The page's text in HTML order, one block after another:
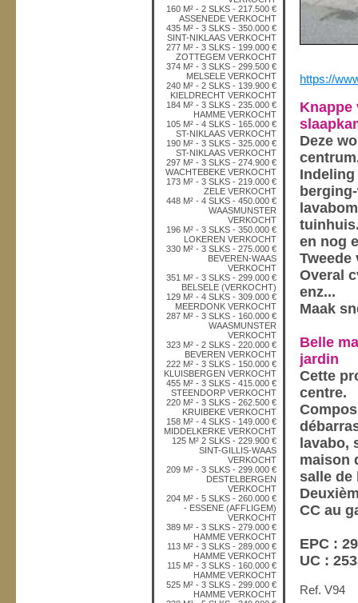
160 M² - 2 SLKS - 217.500 €
ASSENEDE VERKOCHT
435 M² - 3 SLKS - 350.000 €
SINT-NIKLAAS VERKOCHT
277 M² - 3 SLKS - 199.000 €
ZOTTEGEM VERKOCHT
374 M² - 3 SLKS - 299.500 €
MELSELE VERKOCHT
240 M² - 2 SLKS - 139.900 €
KIELDRECHT VERKOCHT
184 M² - 3 SLKS - 235.000 €
HAMME VERKOCHT
105 M² - 4 SLKS - 165.000 €
ST-NIKLAAS VERKOCHT
190 M² - 3 SLKS - 325.000 €
ST-NIKLAAS VERKOCHT
297 M² - 3 SLKS - 274.900 €
WACHTEBEKE VERKOCHT
173 M² - 3 SLKS - 219.000 €
ZELE VERKOCHT
448 M² - 4 SLKS - 450.000 €
WAASMUNSTER
VERKOCHT
196 M² - 3 SLKS - 350.000 €
LOKEREN VERKOCHT
330 M² - 3 SLKS - 275.000 €
BEVEREN-WAAS
VERKOCHT
351 M² - 3 SLKS - 299.000 €
BELSELE (VERKOCHT)
129 M² - 4 SLKS - 309.000 €
MEERDONK VERKOCHT
287 M² - 3 SLKS - 160.000 €
WAASMUNSTER
VERKOCHT
323 M² - 2 SLKS - 220.000 €
BEVEREN VERKOCHT
222 M² - 3 SLKS - 150.000 €
KLUISBERGEN VERKOCHT
455 M² - 3 SLKS - 415.000 €
STEENDORP VERKOCHT
220 M² - 3 SLKS - 262.500 €
KRUIBEKE VERKOCHT
158 M² - 4 SLKS - 149.000 €
MIDDELKERKE VERKOCHT
125 M² 2 SLKS - 229.900 €
SINT-GILLIS-WAAS
VERKOCHT
209 M² - 3 SLKS - 299.000 €
DESTELBERGEN
VERKOCHT
204 M² - 5 SLKS - 260.000 €
- ESSENE (AFFLIGEM)
VERKOCHT
389 M² - 3 SLKS - 279.000 €
HAMME VERKOCHT
113 M² - 3 SLKS - 289.000 €
HAMME VERKOCHT
115 M² - 3 SLKS - 160.000 €
HAMME VERKOCHT
525 M² - 3 SLKS - 299.000 €
HAMME VERKOCHT
https://
Knappe
Deze
en nog
Tweede
Overal
enz...
Maak
Belle
jardin
Cette
centre.
lavabo,
maison
salle de
CC au
EPC :
UC :
Ref. V94